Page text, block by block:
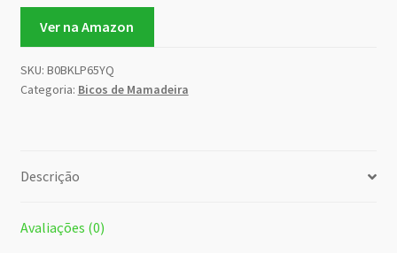
Ver na Amazon
SKU: B0BKLP65YQ
Categoria: Bicos de Mamadeira
Descrição
Avaliações (0)